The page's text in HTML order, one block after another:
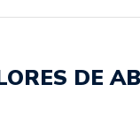
Crisi
DE